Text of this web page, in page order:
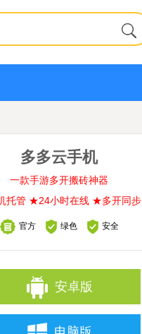
多多云手机
一款手游多开搬砖神器
托管 ★24小时在线 ★多开同步
官方 绿色 安全
安卓版